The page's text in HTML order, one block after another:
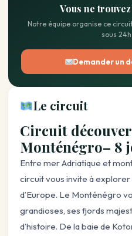
Le circuit
Circuit
Monténégro– 8
Entre mer Adriatique et
circuit vous invite à explorer
d’Europe. Le Monténégro
grandioses, ses fjords
d’histoire. De la baie de
Vous ne
Notre équipe organise ce
sous
Demander un